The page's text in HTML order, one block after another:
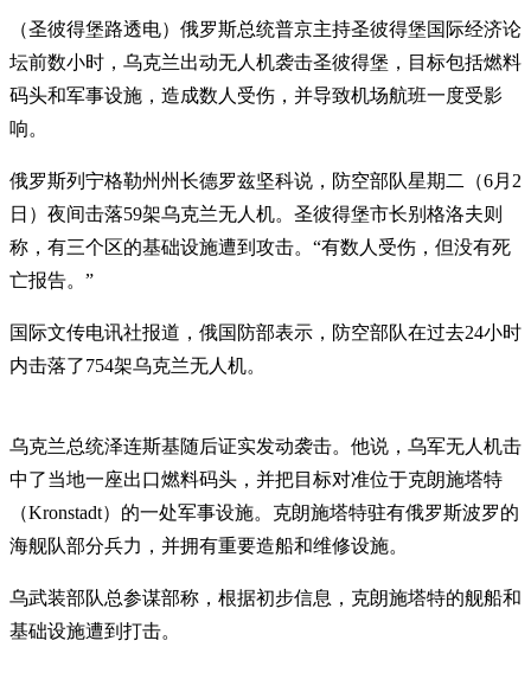
（圣彼得堡路透电）俄罗斯总统普京主持圣彼得堡国际经济论
坛前数小时，乌克兰出动无人机袭击圣彼得堡，目标包括燃料
码头和军事设施，造成数人受伤，并导致机场航班一度受影
响。
俄罗斯列宁格勒州州长德罗兹坚科说，防空部队星期二（6月2
日）夜间击落59架乌克兰无人机。圣彼得堡市长别格洛夫则
称，有三个区的基础设施遭到攻击。“有数人受伤，但没有死
亡报告。”
国际文传电讯社报道，俄国防部表示，防空部队在过去24小时
内击落了754架乌克兰无人机。
乌克兰总统泽连斯基随后证实发动袭击。他说，乌军无人机击
中了当地一座出口燃料码头，并把目标对准位于克朗施塔特
（Kronstadt）的一处军事设施。克朗施塔特驻有俄罗斯波罗的
海舰队部分兵力，并拥有重要造船和维修设施。
乌武装部队总参谋部称，根据初步信息，克朗施塔特的舰船和
基础设施遭到打击。